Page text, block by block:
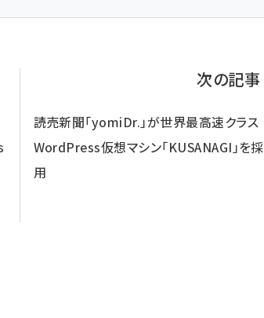
次の記事
読売新聞「yomiDr.」が世界最高速クラス
WordPress仮想マシン「KUSANAGI」を採
用